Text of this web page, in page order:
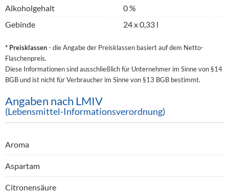
Alkoholgehalt
0 %
Gebinde
24 x 0,33 l
* Preisklassen- die Angabe der Preisklassen basiert auf dem Netto-
Flaschenpreis.
Diese Informationen sind ausschließlich für Unternehmer im Sinne von §14
BGB und ist nicht für Verbraucher im Sinne von §13 BGB bestimmt.
Angaben nach LMIV
(Lebensmittel-Informationsverordnung)
Aroma
Aspartam
Citronensäure